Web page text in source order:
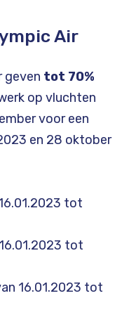
Air
geven tot 70%
op vluchten
voor een
en 28 oktober
tot
tot
16.01.2023 tot